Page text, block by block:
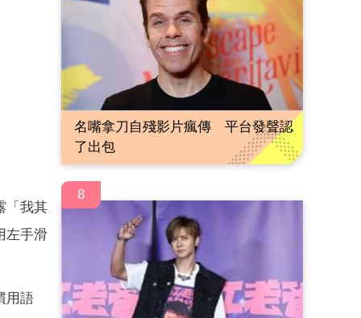
「我其
左手滑
用語
名嘴拿刀自殘影片瘋傳 平台發聲認
了出包
8